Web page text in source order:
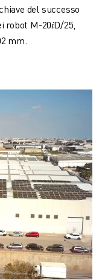
del successo
M-20𝑖D/25,
mm.